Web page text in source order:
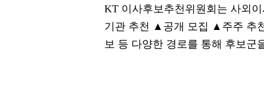
KT 이사후보추천위원회는 사외
기관 추천 ▲공개 모집 ▲주주 추
보 등 다양한 경로를 통해 후보군